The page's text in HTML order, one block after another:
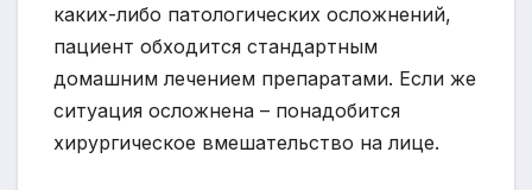
каких-либо патологических осложнений,
пациент обходится стандартным
домашним лечением препаратами. Если же
ситуация осложнена – понадобится
хирургическое вмешательство на лице.